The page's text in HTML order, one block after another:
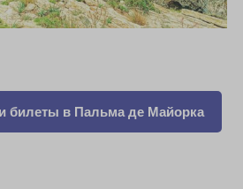
билеты в Пальма де Майорка